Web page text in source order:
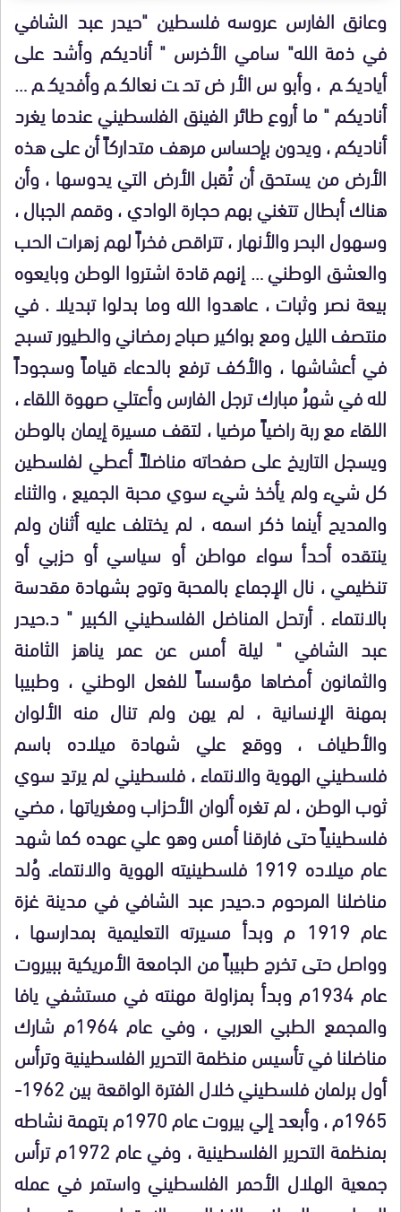
وعانق الفارس عروسه فلسطين "حيدر عبد الشافي
في ذمة الله" سامي الأخرس " أناديكم وأشد على
أياديكم ، وأبوس الأرض تحت نعالكم وأفديكم …
أناديكم " ما أروع طائر الفينق الفلسطيني عندما يغرد
أناديكم ، ويدون بإحساس مرهف متداركاً أن على هذه
الأرض من يستحق أن تُقبل الأرض التي يدوسها ، وأن
هناك أبطال تتغني بهم حجارة الوادي ، وقمم الجبال ،
وسهول البحر والأنهار ، تتراقص فخراً لهم زهرات الحب
والعشق الوطني … إنهم قادة اشتروا الوطن وبايعوه
بيعة نصر وثبات ، عاهدوا الله وما بدلوا تبديلا . في
منتصف الليل ومع بواكير صباح رمضاني والطيور تسبح
في أعشاشها ، والأكف ترفع بالدعاء قياماً وسجوداً
لله في شهرُ مبارك ترجل الفارس وأعتلي صهوة اللقاء ،
اللقاء مع ربة راضياً مرضيا ، لتقف مسيرة إيمان بالوطن
ويسجل التاريخ على صفحاته مناضلاً أعطي لفلسطين
كل شيء ولم يأخذ شيء سوي محبة الجميع ، والثناء
والمديح أينما ذكر اسمه ، لم يختلف عليه أثنان ولم
ينتقده أحدأ سواء مواطن أو سياسي أو حزبي أو
تنظيمي ، نال الإجماع بالمحبة وتوج بشهادة مقدسة
بالانتماء . أرتحل المناضل الفلسطيني الكبير " د.حيدر
عبد الشافي " ليلة أمس عن عمر يناهز الثامنة
والثمانون أمضاها مؤسساً للفعل الوطني ، وطبيبا
بمهنة الإنسانية ، لم يهن ولم تنال منه الألوان
والأطياف ، ووقع علي شهادة ميلاده باسم
فلسطيني الهوية والانتماء ، فلسطيني لم يرتدِ سوي
ثوب الوطن ، لم تغره ألوان الأحزاب ومغرياتها ، مضي
فلسطينياً حتى فارقنا أمس وهو علي عهده كما شهد
عام ميلاده 1919 فلسطينيته الهوية والانتماء. وُلد
مناضلنا المرحوم د.حيدر عبد الشافي في مدينة غزة
عام 1919 م وبدأ مسيرته التعليمية بمدارسها ،
وواصل حتى تخرج طبيباً من الجامعة الأمريكية ببيروت
عام 1934م وبدأ بمزاولة مهنته في مستشفي يافا
والمجمع الطبي العربي ، وفي عام 1964م شارك
مناضلنا في تأسيس منظمة التحرير الفلسطينية وترأس
أول برلمان فلسطيني خلال الفترة الواقعة بين 1962-
1965م ، وأبعد إلي بيروت عام 1970م بتهمة نشاطه
بمنظمة التحرير الفلسطينية ، وفي عام 1972م ترأس
جمعية الهلال الأحمر الفلسطيني واستمر في عمله